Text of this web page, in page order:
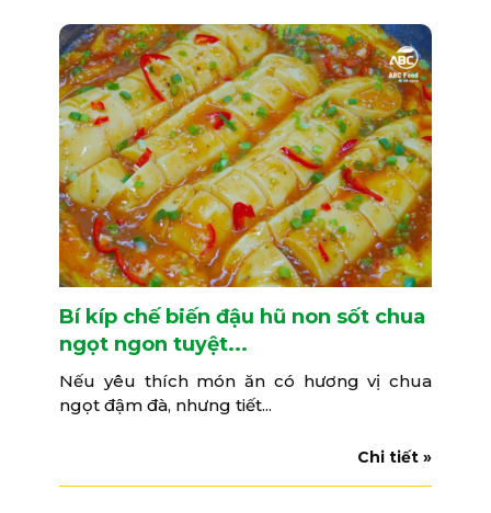
Bí kíp chế biến đậu hũ non sốt chua
ngọt ngon tuyệt...
Nếu yêu thích món ăn có hương vị chua
ngọt đậm đà, nhưng tiết...
Chi tiết »